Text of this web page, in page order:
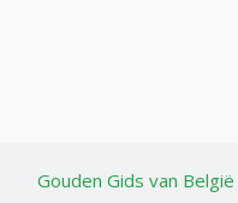
Gouden Gids van België